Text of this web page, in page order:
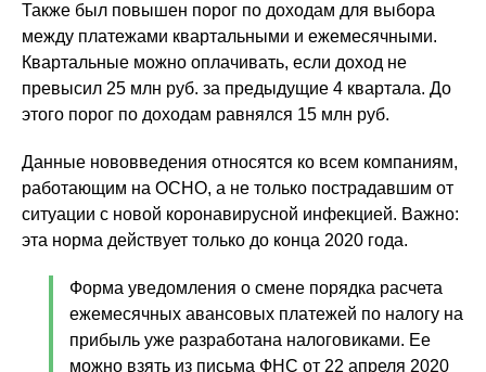
Также был повышен порог по доходам для выбора
между платежами квартальными и ежемесячными.
Квартальные можно оплачивать, если доход не
превысил 25 млн руб. за предыдущие 4 квартала. До
этого порог по доходам равнялся 15 млн руб.
Данные нововведения относятся ко всем компаниям,
работающим на ОСНО, а не только пострадавшим от
ситуации с новой коронавирусной инфекцией. Важно:
эта норма действует только до конца 2020 года.
Форма уведомления о смене порядка расчета
ежемесячных авансовых платежей по налогу на
прибыль уже разработана налоговиками. Ее
можно взять из письма ФНС от 22 апреля 2020